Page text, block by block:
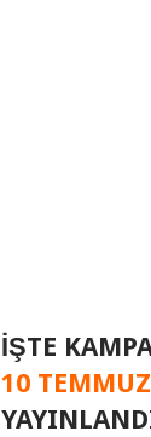
İŞTE
10